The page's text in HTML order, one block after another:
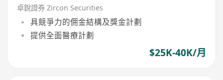
卓銳證券 Zircon Securities
具競爭力的佣金結構及獎金計劃
提供全面醫療計劃
$25K-40K/月